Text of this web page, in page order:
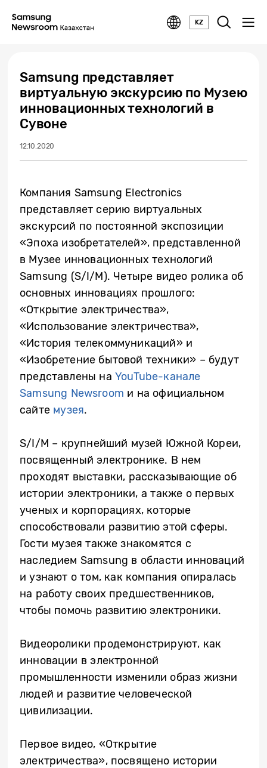
KZ
Samsung представляет
виртуальную экскурсию по Музею
инновационных технологий в
Сувоне
12.10.2020
Компания Samsung Electronics
представляет серию виртуальных
экскурсий по постоянной экспозиции
«Эпоха изобретателей», представленной
в Музее инновационных технологий
Samsung (S/I/M). Четыре видео ролика об
основных инновациях прошлого:
«Открытие электричества»,
«Использование электричества»,
«История телекоммуникаций» и
«Изобретение бытовой техники» – будут
представлены на YouTube-канале
Samsung Newsroom и на официальном
сайте музея.
S/I/M – крупнейший музей Южной Кореи,
посвященный электронике. В нем
проходят выставки, рассказывающие об
истории электроники, а также о первых
ученых и корпорациях, которые
способствовали развитию этой сферы.
Гости музея также знакомятся с
наследием Samsung в области инноваций
и узнают о том, как компания опиралась
на работу своих предшественников,
чтобы помочь развитию электроники.
Видеоролики продемонстрируют, как
инновации в электронной
промышленности изменили образ жизни
людей и развитие человеческой
цивилизации.
Первое видео, «Открытие
электричества», посвящено истории